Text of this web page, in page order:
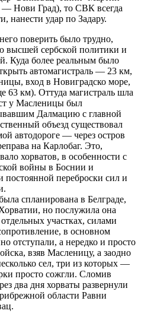
Нови Град), то СВК всегда
нанести удар по Задару.
поверить было трудно,
высшей сербской политики и
Куда более реальным было
автомагистраль — 23 км,
вход в Новиградско море,
63 км). Оттуда магистраль шла
у Масленицы был
Далмацию с главной
объезд существовал
автодороге — через остров
на Карлобаг. Это,
хорватов, в особенности с
войны в Боснии и
постоянной переброски сил и
спланирована в Белграде,
но послужила она
участках, силами
в основном
отступали, а нередко и просто
взяв Масленицу, а заодно
сел, три из которых —
просто сожгли. Сломив
два дня хорваты развернули
области Равни